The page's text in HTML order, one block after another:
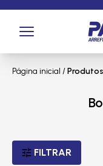
Página inicial /Produtos
FILTRAR